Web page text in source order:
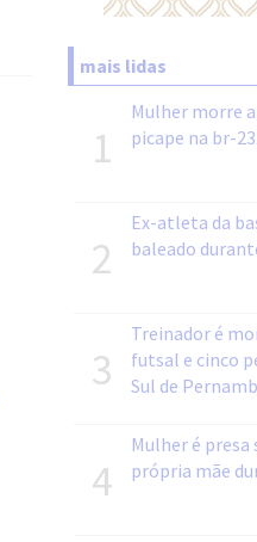
mais lidas
1
Mulher morre
picape na br-
2
Ex-atleta da
baleado
3
Treinador é
futsal e cinco
Sul de
4
Mulher é presa
própria mãe